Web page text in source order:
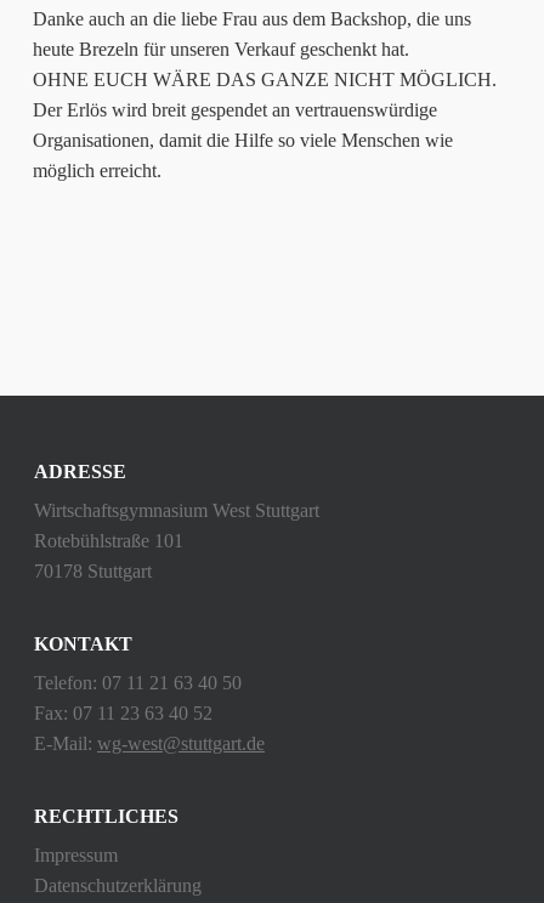
Danke auch an die liebe Frau aus dem Backshop, die uns
heute Brezeln für unseren Verkauf geschenkt hat.
OHNE EUCH WÄRE DAS GANZE NICHT MÖGLICH.
Der Erlös wird breit gespendet an vertrauenswürdige
Organisationen, damit die Hilfe so viele Menschen wie
möglich erreicht.
ADRESSE
Wirtschaftsgymnasium West Stuttgart
Rotebühlstraße 101
70178 Stuttgart
KONTAKT
Telefon: 07 11 21 63 40 50
Fax: 07 11 23 63 40 52
E-Mail: wg-west@stuttgart.de
RECHTLICHES
Impressum
Datenschutzerklärung